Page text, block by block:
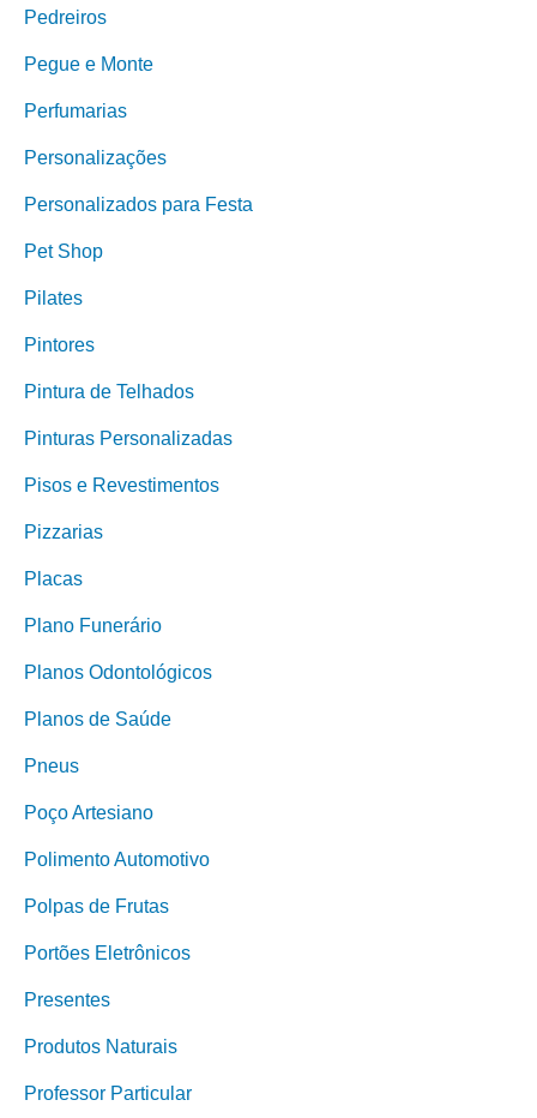
Pedreiros
Pegue e Monte
Perfumarias
Personalizações
Personalizados para Festa
Pet Shop
Pilates
Pintores
Pintura de Telhados
Pinturas Personalizadas
Pisos e Revestimentos
Pizzarias
Placas
Plano Funerário
Planos Odontológicos
Planos de Saúde
Pneus
Poço Artesiano
Polimento Automotivo
Polpas de Frutas
Portões Eletrônicos
Presentes
Produtos Naturais
Professor Particular